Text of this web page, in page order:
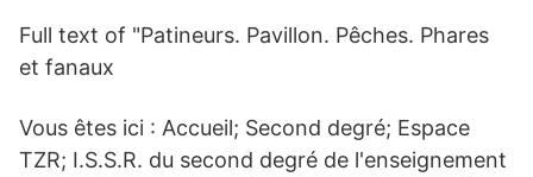
Full text of "Patineurs. Pavillon. Pêches. Phares
et fanaux
Vous êtes ici : Accueil; Second degré; Espace
TZR; I.S.S.R. du second degré de l'enseignement